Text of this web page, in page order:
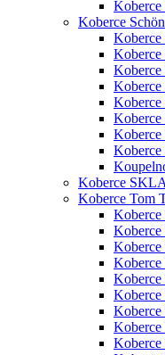
Koberce
Koberce
Koberce
Koberce
Koberce
Koberce
Koberce
Koberce
Koberce
Koberce
Koberce
Koberce Tom
Koberce
Koberce
Koberce
Koberce